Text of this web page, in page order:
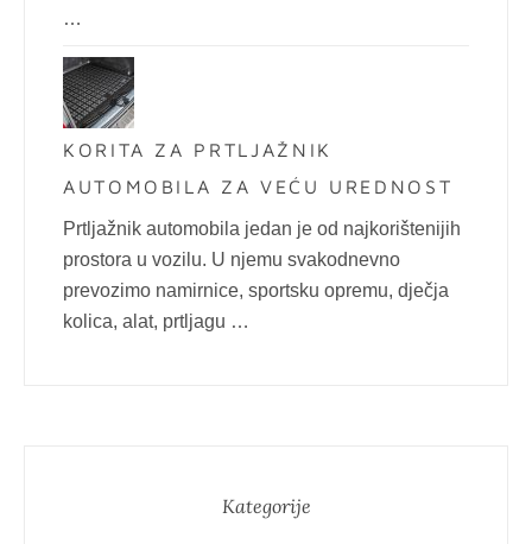
…
KORITA ZA PRTLJAŽNIK
AUTOMOBILA ZA VEĆU UREDNOST
Prtljažnik automobila jedan je od najkorištenijih
prostora u vozilu. U njemu svakodnevno
prevozimo namirnice, sportsku opremu, dječja
kolica, alat, prtljagu …
Kategorije